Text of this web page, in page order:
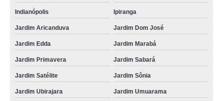
Indianópolis Ipiranga
Jardim Aricanduva Jardim Dom José
Jardim Edda Jardim Marabá
Jardim Primavera Jardim Sabará
Jardim Satélite Jardim Sônia
Jardim Ubirajara Jardim Umuarama